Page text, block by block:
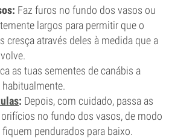
Faz furos no fundo dos vasos ou
largos para permitir que o
cresça através deles à medida que a
as tuas sementes de canábis a
: Depois, com cuidado, passa as
no fundo dos vasos, de modo
pendurados para baixo.